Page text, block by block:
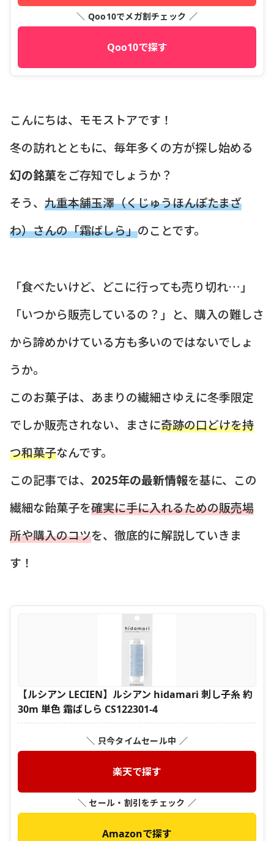
＼ Qoo10でメガ割チェック ／
Qoo10で探す
こんにちは、モモストアです！
冬の訪れとともに、毎年多くの方が探し始める
幻の銘菓をご存知でしょうか？
そう、 九重本舗玉澤（くじゅうほんぽたまざ
わ）さんの「霜ばしら」のことです。
「食べたいけど、どこに行っても売り切れ…」
「いつから販売しているの？」と、購入の難しさ
から諦めかけている方も多いのではないでしょ
うか。
このお菓子は、あまりの繊細さゆえに冬季限定
でしか販売されない、まさに奇跡の口どけを持
つ和菓子なんです。
この記事では、 2025年の最新情報を基に、この
繊細な飴菓子を確実に手に入れるための販売場
所や購入のコツを、徹底的に解説していきま
す！
【ルシアン LECIEN】ルシアン hidamari 刺し子糸 約
30m 単色 霜ばしら CS122301-4
＼ 只今タイムセール中 ／
楽天で探す
＼ セール・割引をチェック ／
Amazonで探す